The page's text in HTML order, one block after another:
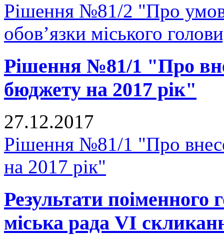
Рішення №81/2 "Про
обов’язки міського
Рішення №81/1 "Про
бюджету на 2017 рік"
27.12.2017
Рішення №81/1 "Про
на 2017 рік"
Результати
міська рада VI